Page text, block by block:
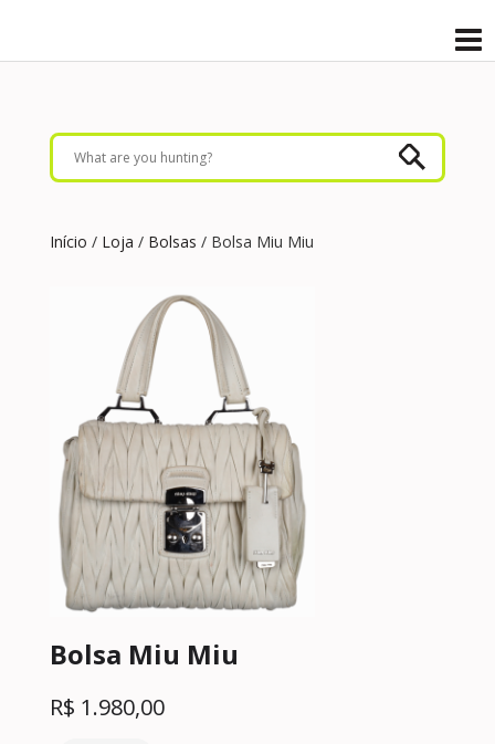
Início / Loja / Bolsas / Bolsa Miu Miu
Bolsa Miu Miu
R$ 1.980,00